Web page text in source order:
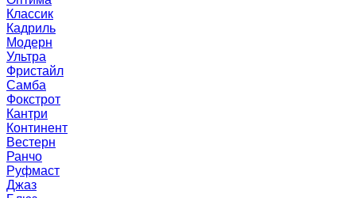
Классик
Кадриль
Модерн
Ультра
Фристайл
Самба
Фокстрот
Кантри
Континент
Вестерн
Ранчо
Руфмаст
Джаз